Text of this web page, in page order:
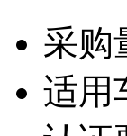
采购
适用